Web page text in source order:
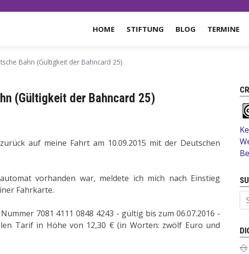
HOME STIFTUNG BLOG TERMINE
Bahn (Gültigkeit der Bahncard 25)
(Gültigkeit der Bahncard 25)
auf meine Fahrt am 10.09.2015 mit der Deutschen
vorhanden war, meldete ich mich nach Einstieg
Fahrkarte.
7081 4111 0848 4243 - gültig bis zum 06.07.2016 -
Tarif in Höhe von 12,30 € (in Worten: zwölf Euro und